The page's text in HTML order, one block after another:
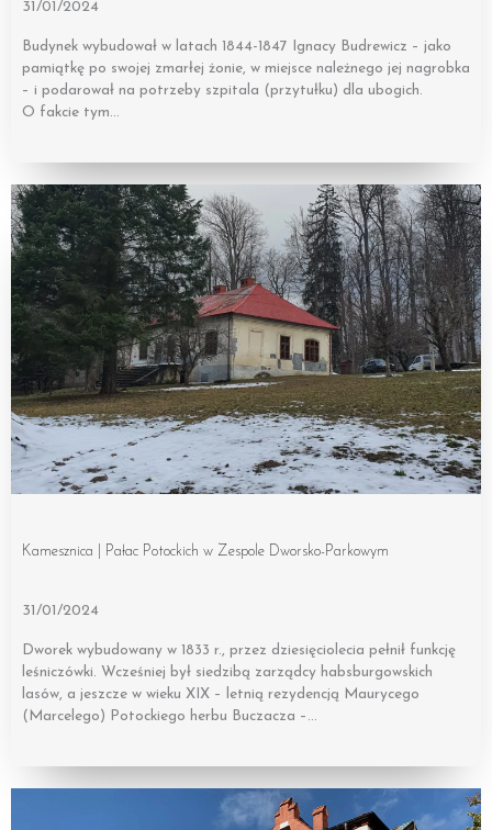
31/01/2024
Budynek wybudował w latach 1844-1847 Ignacy Budrewicz – jako
pamiątkę po swojej zmarłej żonie, w miejsce należnego jej nagrobka
– i podarował na potrzeby szpitala (przytułku) dla ubogich.
O fakcie tym…
Kamesznica | Pałac Potockich w Zespole Dworsko-Parkowym
31/01/2024
Dworek wybudowany w 1833 r., przez dziesięciolecia pełnił funkcję
leśniczówki. Wcześniej był siedzibą zarządcy habsburgowskich
lasów, a jeszcze w wieku XIX – letnią rezydencją Maurycego
(Marcelego) Potockiego herbu Buczacza –…